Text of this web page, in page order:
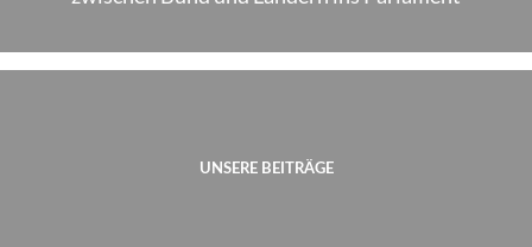
UNSERE BEITRÄGE